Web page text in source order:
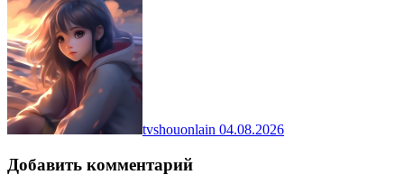
tvshouonlain 04.08.2026
Добавить комментарий